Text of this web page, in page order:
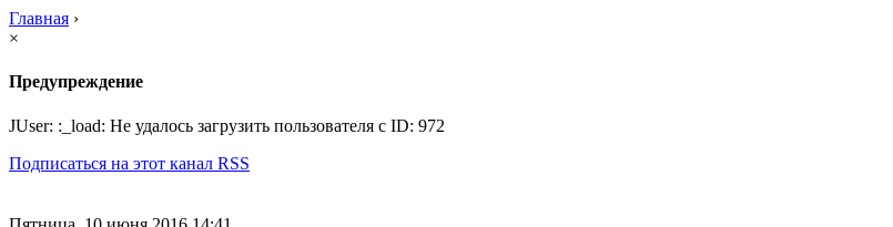
Главная ›
×
Предупреждение
JUser: :_load: Не удалось загрузить пользователя с ID: 972
Подписаться на этот канал RSS